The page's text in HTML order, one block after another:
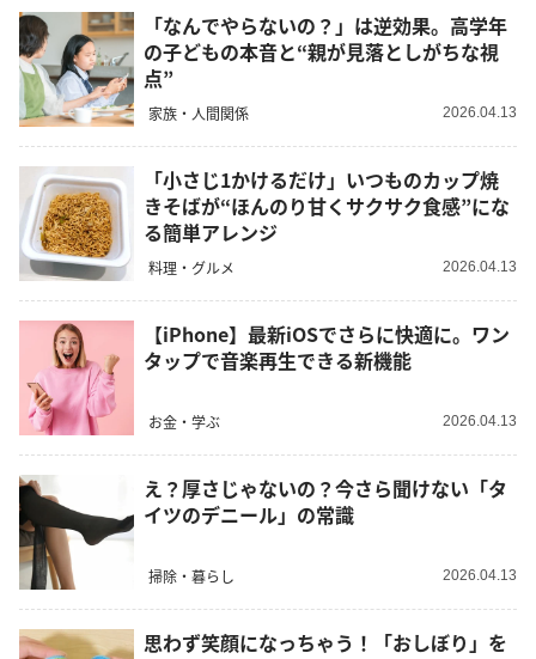
「なんでやらないの？」は逆効果。高学年
の子どもの本音と“親が見落としがちな視
点”
家族・人間関係 2026.04.13
「小さじ1かけるだけ」いつものカップ焼
きそばが“ほんのり甘くサクサク食感”にな
る簡単アレンジ
料理・グルメ 2026.04.13
【iPhone】最新iOSでさらに快適に。ワン
タップで音楽再生できる新機能
お金・学ぶ 2026.04.13
え？厚さじゃないの？今さら聞けない「タ
イツのデニール」の常識
掃除・暮らし 2026.04.13
思わず笑顔になっちゃう！「おしぼり」を